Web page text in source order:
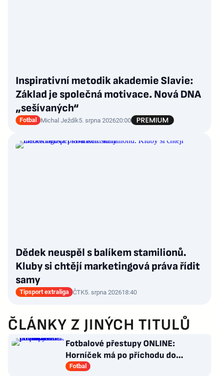
Inspirativní metodik akademie Slavie:
Základ je společná motivace. Nová DNA
„sešívaných“
Fotbal Michal Ježdík5. srpna 202620:00
Dědek neuspěl s balíkem stamilionů.
Kluby si chtějí marketingová práva řídit
samy
Tipsport extraliga ČTK5. srpna 202618:40
ČLÁNKY Z JINÝCH TITULŮ
Fotbalové přestupy ONLINE:
Horníček má po příchodu do
Newcastlu nového trenéra
Fotbal